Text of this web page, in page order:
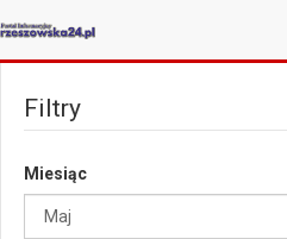
JESTEŚ TUTAJ:
Filtry
Miesiąc